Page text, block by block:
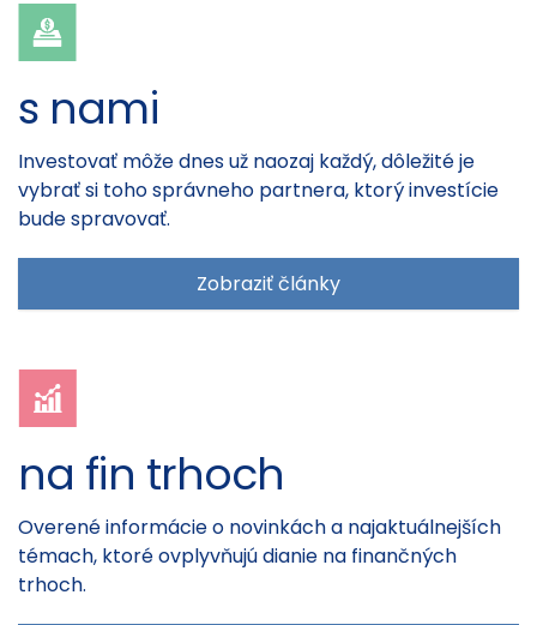
s nami
Investovať môže dnes už naozaj každý, dôležité je
vybrať si toho správneho partnera, ktorý investície
bude spravovať.
Zobraziť články
na fin trhoch
Overené informácie o novinkách a najaktuálnejších
témach, ktoré ovplyvňujú dianie na finančných
trhoch.